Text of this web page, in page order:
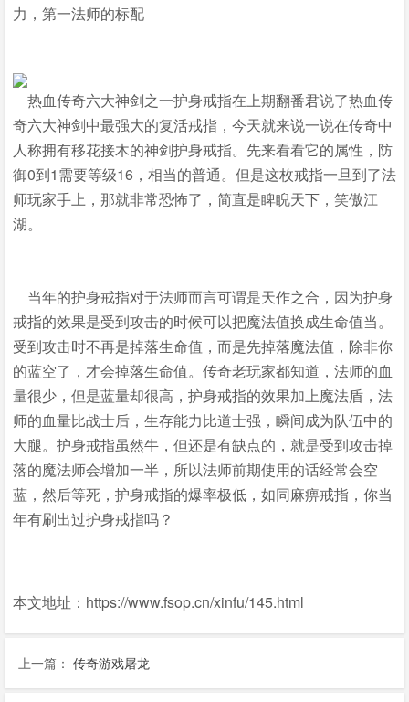
力，第一法师的标配
热血传奇六大神剑之一护身戒指在上期翻番君说了热血传
奇六大神剑中最强大的复活戒指，今天就来说一说在传奇中
人称拥有移花接木的神剑护身戒指。先来看看它的属性，防
御0到1需要等级16，相当的普通。但是这枚戒指一旦到了法
师玩家手上，那就非常恐怖了，简直是睥睨天下，笑傲江
湖。
当年的护身戒指对于法师而言可谓是天作之合，因为护身
戒指的效果是受到攻击的时候可以把魔法值换成生命值当。
受到攻击时不再是掉落生命值，而是先掉落魔法值，除非你
的蓝空了，才会掉落生命值。传奇老玩家都知道，法师的血
量很少，但是蓝量却很高，护身戒指的效果加上魔法盾，法
师的血量比战士后，生存能力比道士强，瞬间成为队伍中的
大腿。护身戒指虽然牛，但还是有缺点的，就是受到攻击掉
落的魔法师会增加一半，所以法师前期使用的话经常会空
蓝，然后等死，护身戒指的爆率极低，如同麻痹戒指，你当
年有刷出过护身戒指吗？
本文地址：https://www.fsop.cn/xinfu/145.html
上一篇： 传奇游戏屠龙